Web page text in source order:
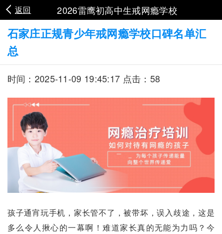
返回 2026雷鹰初高中生戒网瘾学校
石家庄正规青少年戒网瘾学校口碑名单汇
总
时间：2025-11-09 19:45:17 点击：58
孩子通宵玩手机，家长管不了，被带坏，误入歧途，这是
多么令人揪心的一幕啊！难道家长真的无能为力吗？今